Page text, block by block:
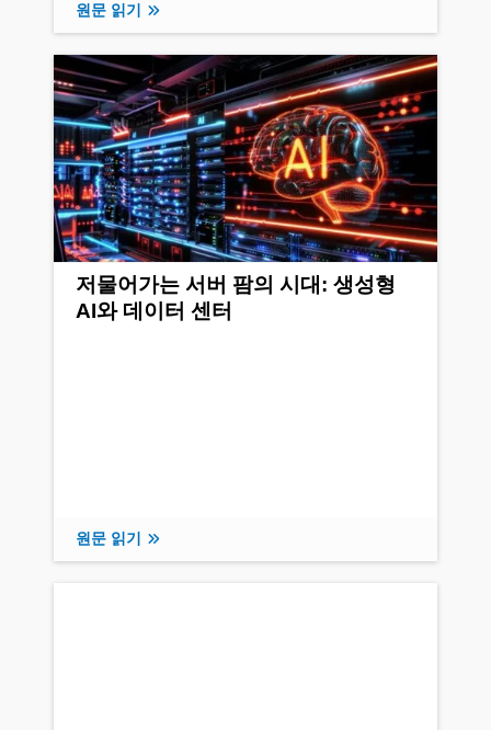
원문 읽기
저물어가는 서버 팜의 시대: 생성형
AI와 데이터 센터
원문 읽기